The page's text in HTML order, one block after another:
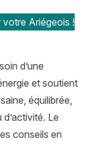
votre Ariégeois !
d’une
et soutient
équilibrée,
Le
conseils en